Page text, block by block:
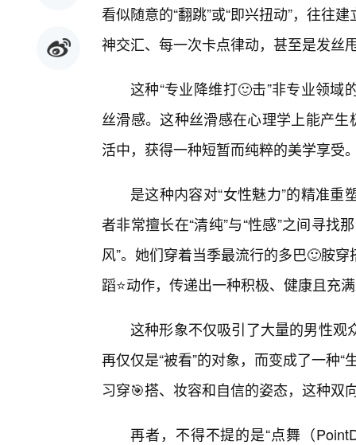
看似随意的“翻跳”或“即兴扭动”，往往
神交汇、每一次卡点律动，甚至是发丝
这种“专业降维打🙂击”非专业领
丝滑感。这种丝滑感在心理学上能产
活中，获得一种短暂而纯粹的美学享受
是这种内容对“女性魅力”的精准
者非常擅长在“清纯”与“性感”之间寻找
风”。她们穿着当季最流行的多巴🙂胺
蹈⭐动作，传递出一种积极、健康且充
这种形象不仅吸引了大量的男性观
再仅仅是“被看”的对象，而变成了一种
习穿🎯搭、妆容和自信的姿态，这种双
再者，不得不提的是“点舞（